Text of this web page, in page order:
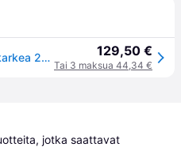
Bahco 8020934 Teroitusviila karkea 200x20 mm, 10 kpl, Käsityökalut 129,50 €
Tai 3 maksua 44,34 €
jotka saattavat